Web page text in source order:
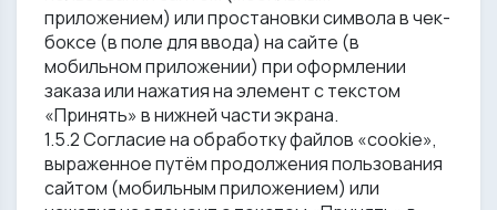
приложением) или простановки символа в чек-
боксе (в поле для ввода) на сайте (в
мобильном приложении) при оформлении
заказа или нажатия на элемент с текстом
«Принять» в нижней части экрана.
1.5.2 Согласие на обработку файлов «cookie»,
выраженное путём продолжения пользования
сайтом (мобильным приложением) или